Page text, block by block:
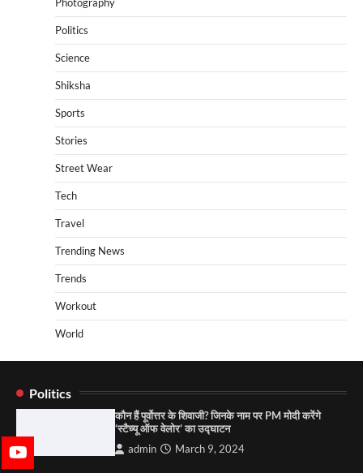
Politics
Science
Shiksha
Sports
Stories
Street Wear
Tech
Travel
Trending News
Trends
Workout
World
Politics
कौन हैं पूर्वोत्तर के शिवाजी? जिनके नाम पर PM मोदी करेंगे
‘स्टैच्यू ऑफ वेलोर’ का उद्घाटन
admin March 9, 2024